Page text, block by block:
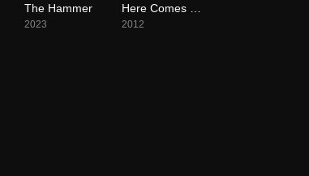
The Hammer
2023 2012